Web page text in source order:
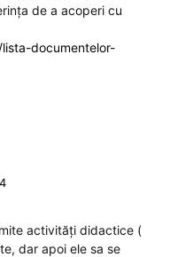
de a acoperi cu
documentelor-
activități didactice (
dar apoi ele sa se